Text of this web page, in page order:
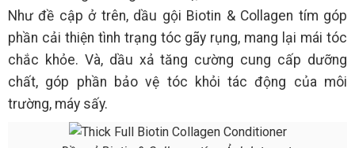
Như đề cập ở trên, dầu gội Biotin & Collagen tím góp
phần cải thiện tình trạng tóc gãy rụng, mang lại mái tóc
chắc khỏe. Và, dầu xả tăng cường cung cấp dưỡng
chất, góp phần bảo vệ tóc khỏi tác động của môi
trường, máy sấy.